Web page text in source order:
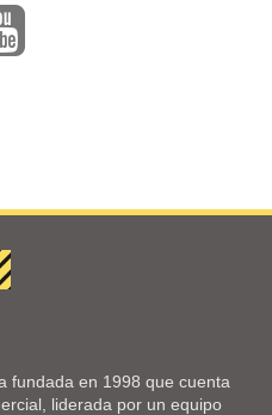
fundada en 1998 que cuenta
liderada por un equipo